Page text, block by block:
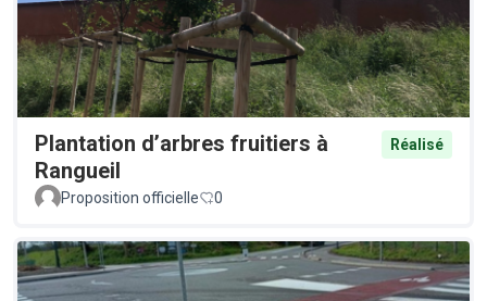
Plantation d’arbres fruitiers à
Rangueil
Réalisé
Proposition officielle 0